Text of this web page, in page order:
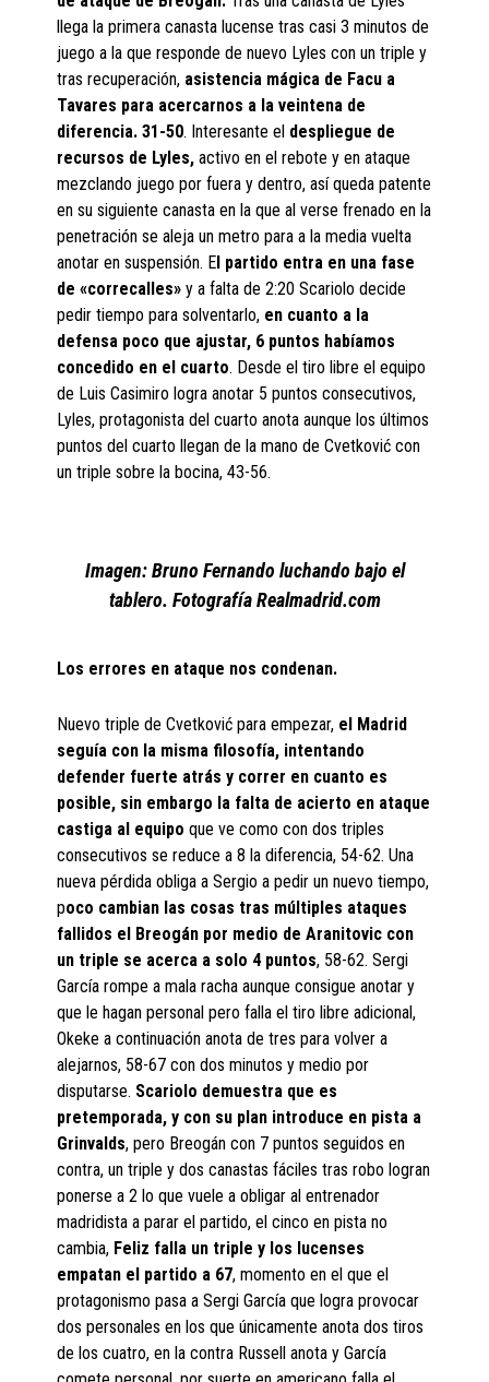
llega la primera canasta lucense tras casi 3 minutos de
juego a la que responde de nuevo Lyles con un triple y
tras recuperación, asistencia mágica de Facu a
Tavares para acercarnos a la veintena de
diferencia. 31-50. Interesante el despliegue de
recursos de Lyles, activo en el rebote y en ataque
mezclando juego por fuera y dentro, así queda patente
en su siguiente canasta en la que al verse frenado en la
penetración se aleja un metro para a la media vuelta
anotar en suspensión. El partido entra en una fase
de «correcalles» y a falta de 2:20 Scariolo decide
pedir tiempo para solventarlo, en cuanto a la
defensa poco que ajustar, 6 puntos habíamos
concedido en el cuarto. Desde el tiro libre el equipo
de Luis Casimiro logra anotar 5 puntos consecutivos,
Lyles, protagonista del cuarto anota aunque los últimos
puntos del cuarto llegan de la mano de Cvetković con
un triple sobre la bocina, 43-56.
Imagen: Bruno Fernando luchando bajo el
tablero. Fotografía Realmadrid.com
Los errores en ataque nos condenan.
Nuevo triple de Cvetković para empezar, el Madrid
seguía con la misma filosofía, intentando
defender fuerte atrás y correr en cuanto es
posible, sin embargo la falta de acierto en ataque
castiga al equipo que ve como con dos triples
consecutivos se reduce a 8 la diferencia, 54-62. Una
nueva pérdida obliga a Sergio a pedir un nuevo tiempo,
poco cambian las cosas tras múltiples ataques
fallidos el Breogán por medio de Aranitovic con
un triple se acerca a solo 4 puntos, 58-62. Sergi
García rompe a mala racha aunque consigue anotar y
que le hagan personal pero falla el tiro libre adicional,
Okeke a continuación anota de tres para volver a
alejarnos, 58-67 con dos minutos y medio por
disputarse. Scariolo demuestra que es
pretemporada, y con su plan introduce en pista a
Grinvalds, pero Breogán con 7 puntos seguidos en
contra, un triple y dos canastas fáciles tras robo logran
ponerse a 2 lo que vuele a obligar al entrenador
madridista a parar el partido, el cinco en pista no
cambia, Feliz falla un triple y los lucenses
empatan el partido a 67, momento en el que el
protagonismo pasa a Sergi García que logra provocar
dos personales en los que únicamente anota dos tiros
de los cuatro, en la contra Russell anota y García